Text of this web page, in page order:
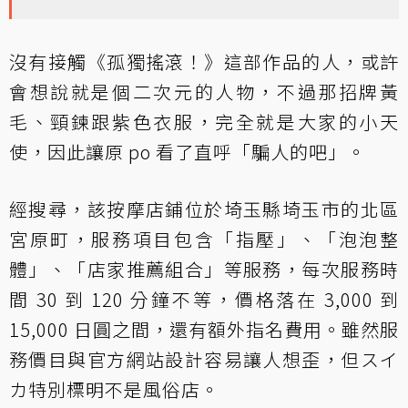
沒有接觸《孤獨搖滾！》這部作品的人，或許
會想說就是個二次元的人物，不過那招牌黃
毛、頸鍊跟紫色衣服，完全就是大家的小天
使，因此讓原 po 看了直呼「騙人的吧」。
經搜尋，該按摩店鋪位於埼玉縣埼玉市的北區
宮原町，服務項目包含「指壓」、「泡泡整
體」、「店家推薦組合」等服務，每次服務時
間 30 到 120 分鐘不等，價格落在 3,000 到
15,000 日圓之間，還有額外指名費用。雖然服
務價目與官方網站設計容易讓人想歪，但スイ
カ特別標明不是風俗店。